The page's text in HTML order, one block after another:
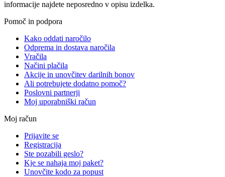
informacije najdete neposredno v opisu izdelka.
Pomoč in podpora
Kako oddati naročilo
Odprema in dostava naročila
Vračila
Načini plačila
Akcije in unovčitev darilnih bonov
Ali potrebujete dodatno pomoč?
Poslovni partnerji
Moj uporabniški račun
Moj račun
Prijavite se
Registracija
Ste pozabili geslo?
Kje se nahaja moj paket?
Unovčite kodo za popust